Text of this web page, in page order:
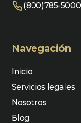
Navegación
Inicio
Servicios legales
Nosotros
Blog
(800)785-5000